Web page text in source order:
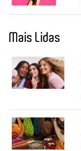
Mais Lidas